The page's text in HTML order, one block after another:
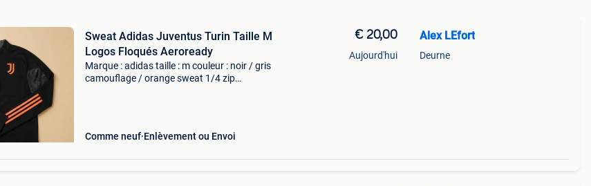
Sweat Adidas Juventus Turin Taille M
Logos Floqués Aeroready
Marque : adidas taille : m couleur : noir / gris
camouflage / orange sweat 1/4 zip
Comme neuf Enlèvement ou Envoi
€ 20,00
Aujourd'hui
Alex LEfort
Deurne